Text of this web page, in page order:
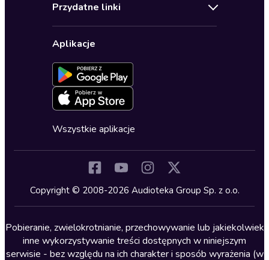
Biznes, marketing, ekonomia
Dla młodzieży
Kryminały
Lektury szkolne
Literatura anglojęzyczna
Literatura faktu
Ustawienia prywatności
Formularz zgłaszania nielegalnych treści
Deklaracja dostępności
Karnety
Oferta dla firm i bibliotek
Przydatne linki
Dołącz do newslettera
Blog
Zapowiedzi
Cykle audiobooków
Aplikacje
Wszystkie aplikacje
Copyright © 2008-2026 Audioteka Group Sp. z o.o.
Pobieranie, zwielokrotnianie, przechowywanie lub jakiekolwiek
inne wykorzystywanie treści dostępnych w niniejszym
serwisie - bez względu na ich charakter i sposób wyrażenia (w